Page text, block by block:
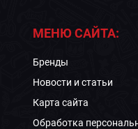
МЕНЮ САЙТА:
Бренды
Новости и статьи
Карта сайта
Обработка